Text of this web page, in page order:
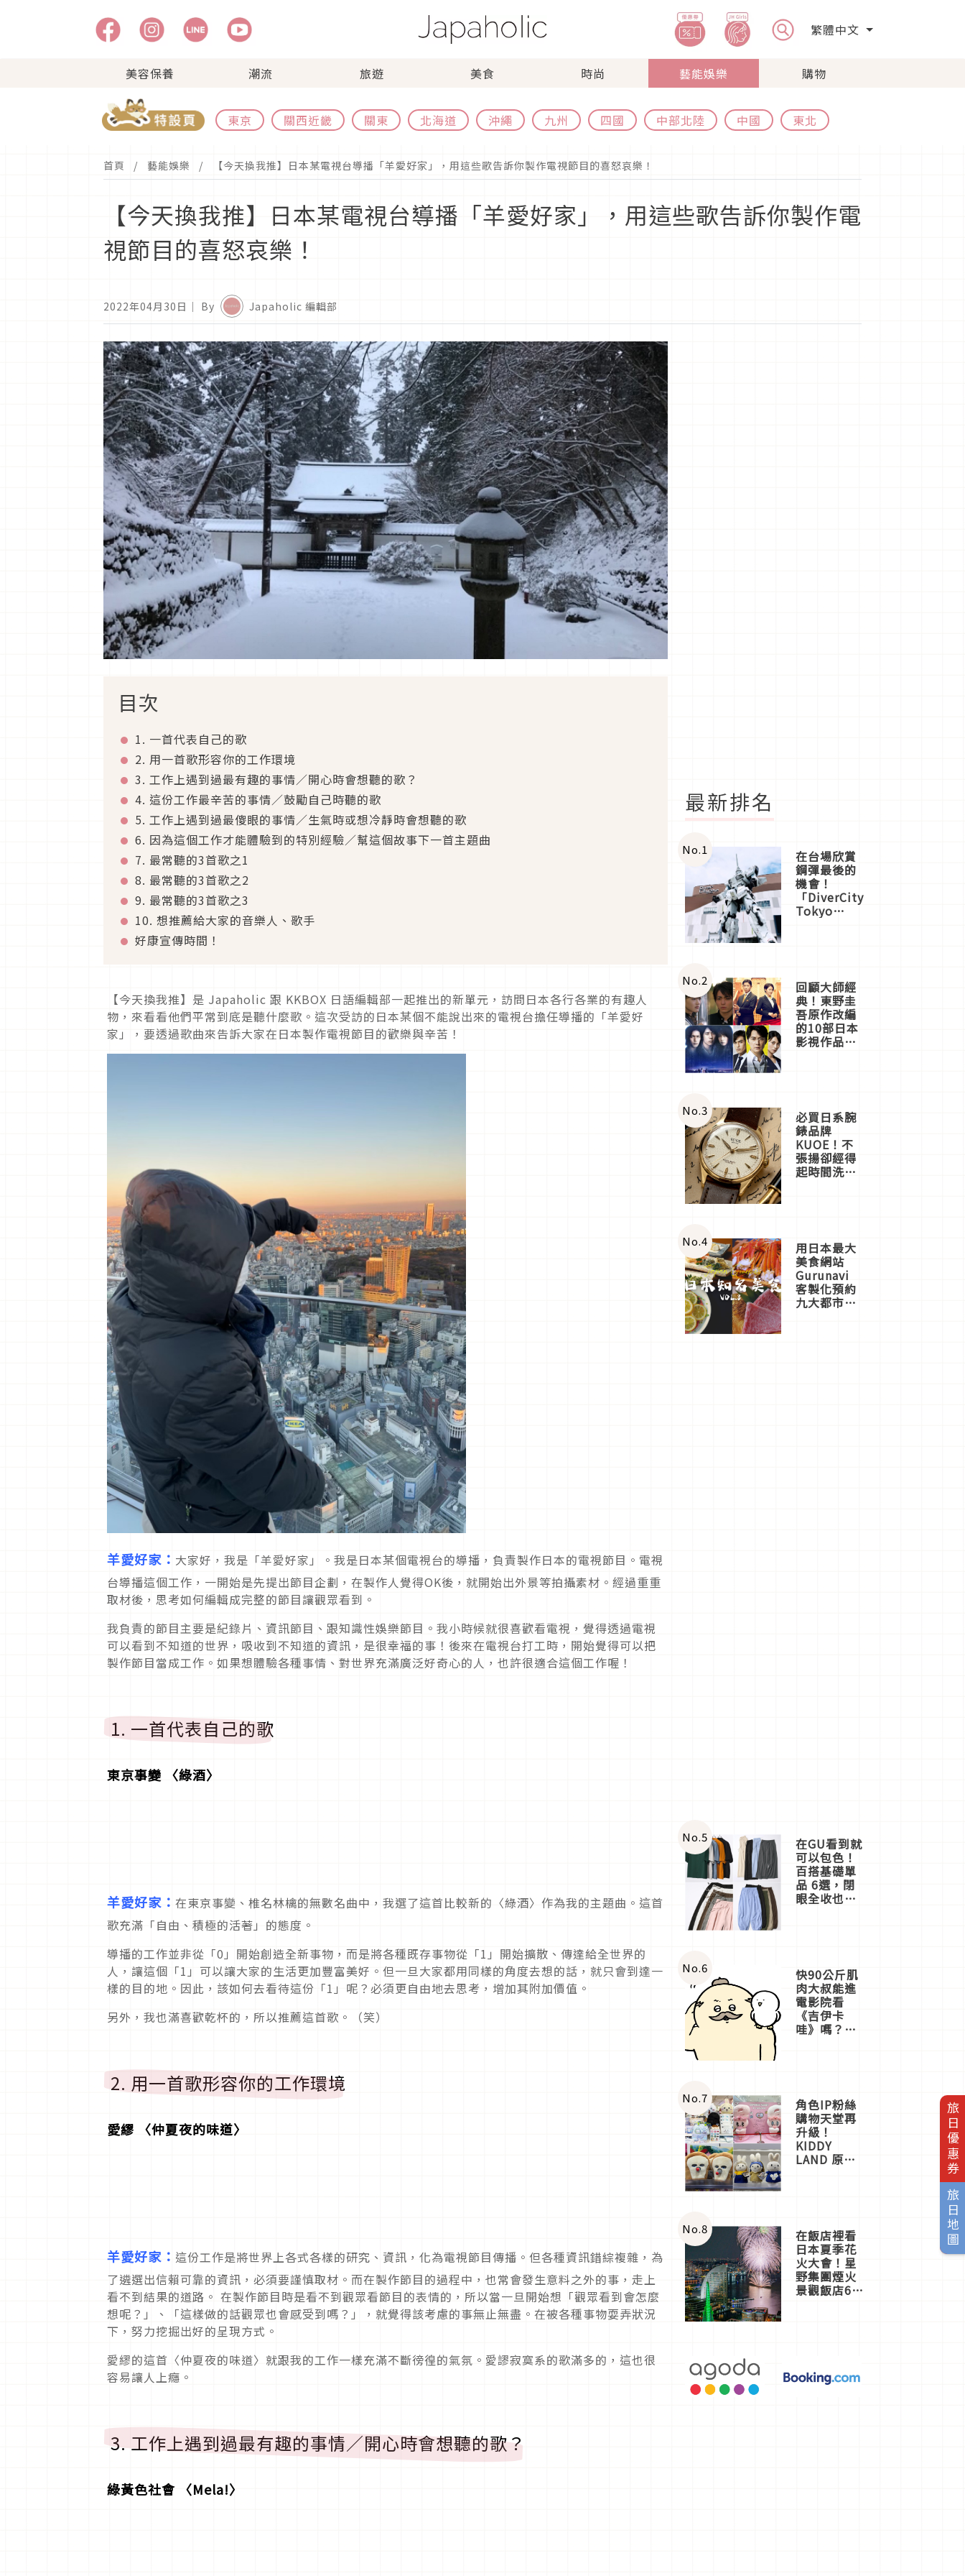
繁體中文
美容保養 潮流 旅遊 美食 時尚 藝能娛樂 購物
東京 關西近畿 關東 北海道 沖繩 九州 四國 中部北陸 中國 東北
旅日優惠券
旅日地圖
首頁 藝能娛樂 【今天換我推】日本某電視台導播「羊愛好家」，用這些歌告訴你製作電視節目的喜怒哀樂！
【今天換我推】日本某電視台導播「羊愛好家」，用這些歌告訴你製作電
視節目的喜怒哀樂！
2022年04月30日 ｜ By Japaholic 編輯部
目次
1. 一首代表自己的歌
2. 用一首歌形容你的工作環境
3. 工作上遇到過最有趣的事情／開心時會想聽的歌？
4. 這份工作最辛苦的事情／鼓勵自己時聽的歌
5. 工作上遇到過最傻眼的事情／生氣時或想冷靜時會想聽的歌
6. 因為這個工作才能體驗到的特別經驗／幫這個故事下一首主題曲
7. 最常聽的3首歌之1
8. 最常聽的3首歌之2
9. 最常聽的3首歌之3
10. 想推薦給大家的音樂人、歌手
好康宣傳時間！
【今天換我推】是 Japaholic 跟 KKBOX 日語編輯部一起推出的新單元，訪問日本各行各業的有趣人
物，來看看他們平常到底是聽什麼歌。這次受訪的日本某個不能說出來的電視台擔任導播的「羊愛好
家」，要透過歌曲來告訴大家在日本製作電視節目的歡樂與辛苦！
羊愛好家： 大家好，我是「羊愛好家」。我是日本某個電視台的導播，負責製作日本的電視節目。電視
台導播這個工作，一開始是先提出節目企劃，在製作人覺得OK後，就開始出外景等拍攝素材。經過重重
取材後，思考如何編輯成完整的節目讓觀眾看到。
我負責的節目主要是紀錄片、資訊節目、跟知識性娛樂節目。我小時候就很喜歡看電視，覺得透過電視
可以看到不知道的世界，吸收到不知道的資訊，是很幸福的事！後來在電視台打工時，開始覺得可以把
製作節目當成工作。如果想體驗各種事情、對世界充滿廣泛好奇心的人，也許很適合這個工作喔！
1. 一首代表自己的歌
東京事變 〈綠酒〉
羊愛好家： 在東京事變、椎名林檎的無數名曲中，我選了這首比較新的〈綠酒〉作為我的主題曲。這首
歌充滿「自由、積極的活著」的態度。
導播的工作並非從「0」開始創造全新事物，而是將各種既存事物從「1」開始擴散、傳達給全世界的
人，讓這個「1」可以讓大家的生活更加豐富美好。但一旦大家都用同樣的角度去想的話，就只會到達一
樣的目的地。因此，該如何去看待這份「1」呢？必須更自由地去思考，增加其附加價值。
另外，我也滿喜歡乾杯的，所以推薦這首歌。（笑）
2. 用一首歌形容你的工作環境
愛繆 〈仲夏夜的味道〉
羊愛好家： 這份工作是將世界上各式各樣的研究、資訊，化為電視節目傳播。但各種資訊錯綜複雜，為
了遴選出信賴可靠的資訊，必須要謹慎取材。而在製作節目的過程中，也常會發生意料之外的事，走上
看不到結果的道路。 在製作節目時是看不到觀眾看節目的表情的，所以當一旦開始想「觀眾看到會怎麼
想呢？」、「這樣做的話觀眾也會感受到嗎？」，就覺得該考慮的事無止無盡。在被各種事物耍弄狀況
下，努力挖掘出好的呈現方式。
愛繆的這首〈仲夏夜的味道〉就跟我的工作一樣充滿不斷徬徨的氣氛。愛謬寂寞系的歌滿多的，這也很
容易讓人上癮。
3. 工作上遇到過最有趣的事情／開心時會想聽的歌？
綠黃色社會 〈Mela!〉
最新排名
No.1 在台場欣賞
鋼彈最後的
機會！
「DiverCity
Tokyo
體驗
No.2 回顧大師經
典！東野圭
吾原作改編
的10部日本
影視作品推
No.3 必買日系腕
錶品牌
KUOE！不
張揚卻經得
起時間洗鍊
No.4 用日本最大
美食網站
Gurunavi
客製化預約
九大都市餐
No.5 在GU看到就
可以包色！
百搭基礎單
品 6選，閉
眼全收也不
No.6 快90公斤肌
肉大叔能進
電影院看
《吉伊卡
哇》嗎？日
一同給出了
答案
No.7 角色IP粉絲
購物天堂再
升級！
KIDDY
LAND 原宿
店3分即達
No.8 在飯店裡看
日本夏季花
火大會！星
野集團煙火
景觀飯店6